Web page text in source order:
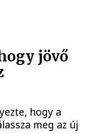
jövő
hogy a
meg az új